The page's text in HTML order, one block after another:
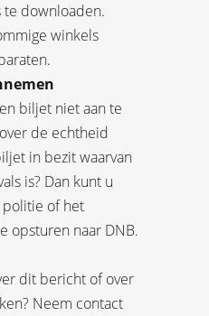
te downloaden.
winkels
biljet niet aan te
de echtheid
in bezit waarvan
is? Dan kunt u
of het
opsturen naar DNB.
dit bericht of over
Neem contact